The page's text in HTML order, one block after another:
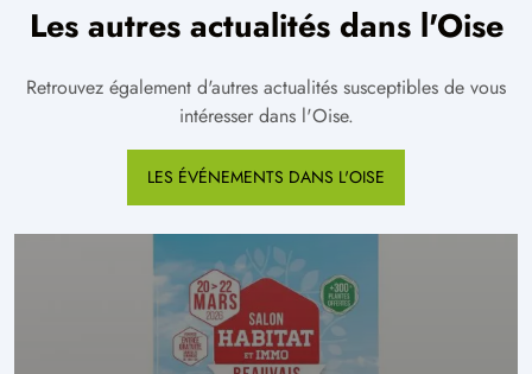
Les autres actualités dans l'Oise
Retrouvez également d'autres actualités susceptibles de vous
intéresser dans l'Oise.
LES ÉVÉNEMENTS DANS L'OISE